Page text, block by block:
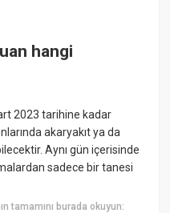
hangi
2023 tarihine kadar
akaryakıt ya da
Aynı gün içerisinde
sadece bir tanesi
tamamını burada okuyun: